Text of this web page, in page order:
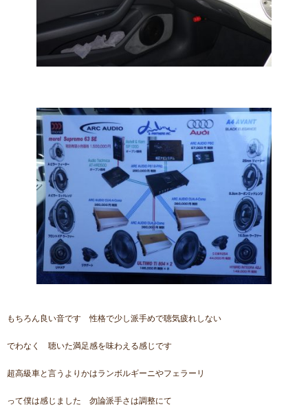
もちろん良い音です 性格で少し派手めで聴気疲れしない
でわなく 聴いた満足感を味わえる感じです
超高級車と言うよりかはランボルギーニやフェラーリ
って僕は感じました 勿論派手さは調整にて